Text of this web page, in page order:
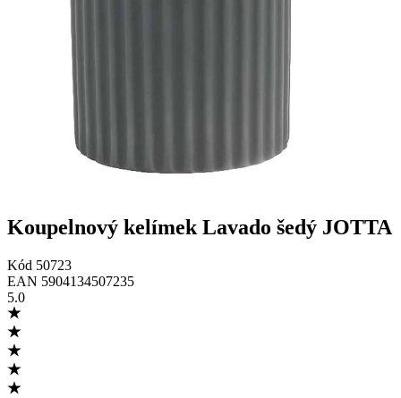
Koupelnový kelímek Lavado šedý JOTTA
Kód 50723
EAN 5904134507235
5.0